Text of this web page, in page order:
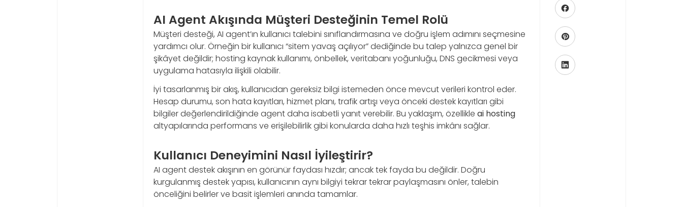
AI Agent Akışında Müşteri Desteğinin Temel Rolü
Müşteri desteği, AI agent’ın kullanıcı talebini sınıflandırmasına ve doğru işlem adımını seçmesine
yardımcı olur. Örneğin bir kullanıcı “sitem yavaş açılıyor” dediğinde bu talep yalnızca genel bir
şikâyet değildir; hosting kaynak kullanımı, önbellek, veritabanı yoğunluğu, DNS gecikmesi veya
uygulama hatasıyla ilişkili olabilir.
İyi tasarlanmış bir akış, kullanıcıdan gereksiz bilgi istemeden önce mevcut verileri kontrol eder.
Hesap durumu, son hata kayıtları, hizmet planı, trafik artışı veya önceki destek kayıtları gibi
bilgiler değerlendirildiğinde agent daha isabetli yanıt verebilir. Bu yaklaşım, özellikle ai hosting
altyapılarında performans ve erişilebilirlik gibi konularda daha hızlı teşhis imkânı sağlar.
Kullanıcı Deneyimini Nasıl İyileştirir?
AI agent destek akışının en görünür faydası hızdır; ancak tek fayda bu değildir. Doğru
kurgulanmış destek yapısı, kullanıcının aynı bilgiyi tekrar tekrar paylaşmasını önler, talebin
önceliğini belirler ve basit işlemleri anında tamamlar.